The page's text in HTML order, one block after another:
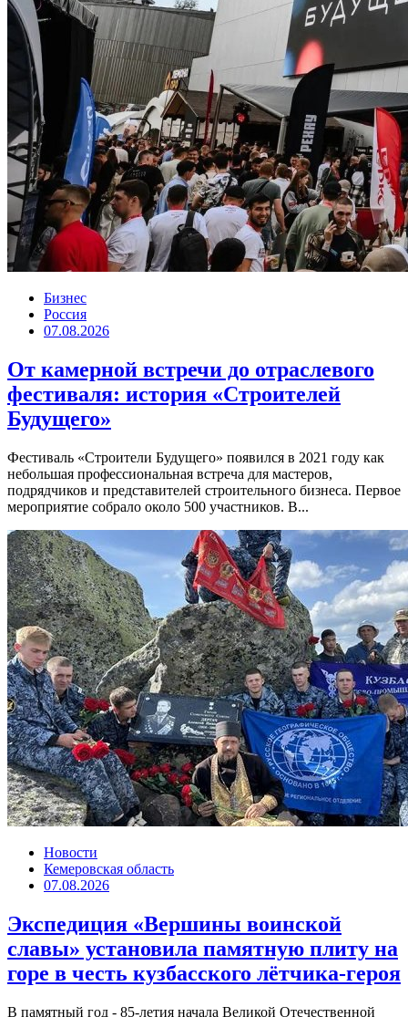
Бизнес
Россия
07.08.2026
От камерной встречи до отраслевого
фестиваля: история «Строителей
Будущего»
Фестиваль «Строители Будущего» появился в 2021 году как
небольшая профессиональная встреча для мастеров,
подрядчиков и представителей строительного бизнеса. Первое
мероприятие собрало около 500 участников. В...
Новости
Кемеровская область
07.08.2026
Экспедиция «Вершины воинской
славы» установила памятную плиту на
горе в честь кузбасского лётчика-героя
В памятный год - 85-летия начала Великой Отечественной